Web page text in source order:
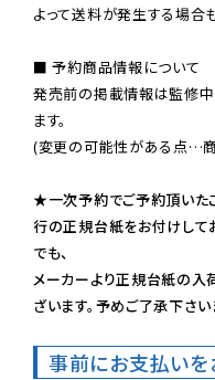
よって送料が発生する場合
■ 予約商品情報について
発売前の掲載情報は監修
ます。
(変更の可能性がある点…商
★一次予約でご予約頂いた
行の正規台紙をお付けして
でも、
メーカーより正規台紙の入
ざいます。予めご了承下さい
事前にお支払いを